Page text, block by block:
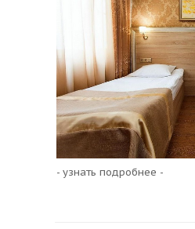
- узнать подробнее -